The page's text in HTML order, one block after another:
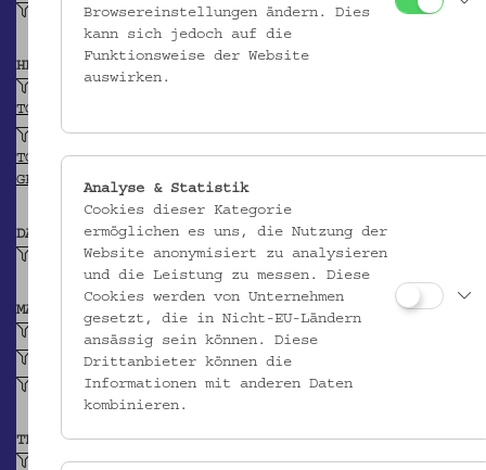
Unbekannt
HERKUNFT
TGN
Südtirol (Provinz)
TGN
GEONAMES
DATIERUNG
2. Hälfte 19. Jh.
MATERIAL
TECHNIK
gedreht (Keramik)
Browsereinstellungen ändern. Dies
kann sich jedoch auf die
Funktionsweise der Website
auswirken.
Analyse & Statistik
Cookies dieser Kategorie
ermöglichen es uns, die Nutzung der
Website anonymisiert zu analysieren
und die Leistung zu messen. Diese
Cookies werden von Unternehmen
gesetzt, die in Nicht-EU-Ländern
ansässig sein können. Diese
Drittanbieter können die
Informationen mit anderen Daten
kombinieren.